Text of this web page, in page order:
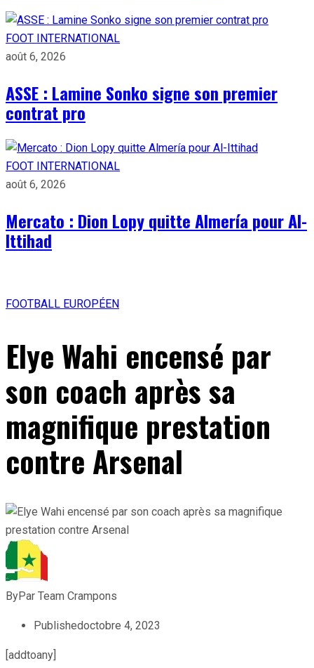
FOOT INTERNATIONAL
août 6, 2026
ASSE : Lamine Sonko signe son premier
contrat pro
FOOT INTERNATIONAL
août 6, 2026
Mercato : Dion Lopy quitte Almería pour Al-
Ittihad
FOOTBALL EUROPÉEN
Elye Wahi encensé par
son coach après sa
magnifique prestation
contre Arsenal
ByPar Team Crampons
Publishedoctobre 4, 2023
[addtoany]